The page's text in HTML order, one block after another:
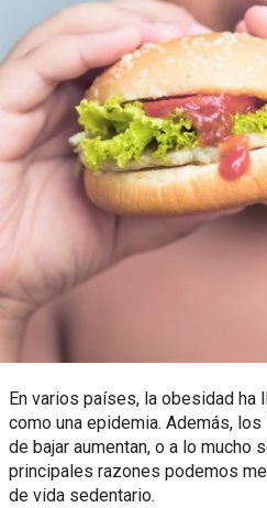
En varios países, la obesidad
como una epidemia. Además,
de bajar aumentan, o a lo mucho
principales razones podemos
de vida sedentario.